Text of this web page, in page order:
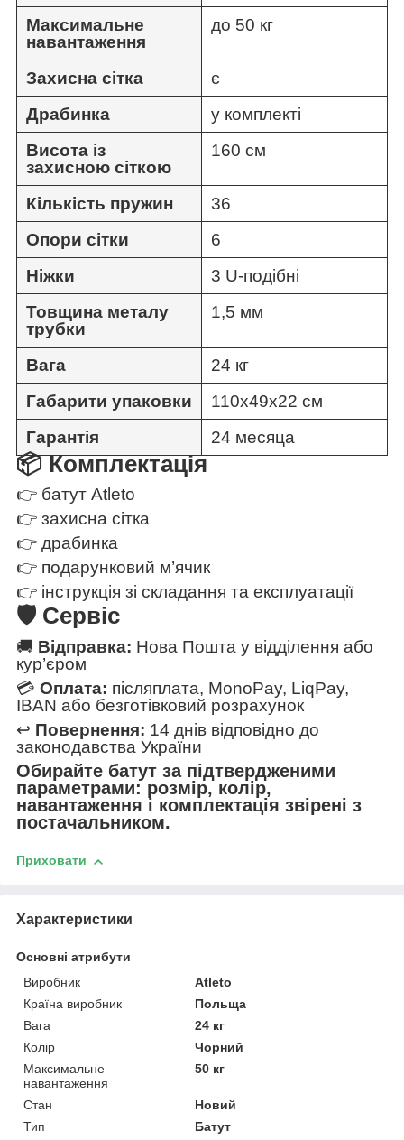
Максимальне
навантаження
до 50 кг
Захисна сітка
є
Драбинка
у комплекті
Висота із
захисною сіткою
160 см
Кількість пружин
36
Опори сітки
6
Ніжки
3 U-подібні
Товщина металу
трубки
1,5 мм
Вага
24 кг
Габарити упаковки
110х49х22 см
Гарантія
24 месяца
📦 Комплектація
👉 батут Atleto
👉 захисна сітка
👉 драбинка
👉 подарунковий м’ячик
👉 інструкція зі складання та експлуатації
🛡 Сервіс
🚚 Відправка: Нова Пошта у відділення або
кур’єром
💳 Оплата: післяплата, MonoPay, LiqPay,
IBAN або безготівковий розрахунок
↩️ Повернення: 14 днів відповідно до
законодавства України
Обирайте батут за підтвердженими
параметрами: розмір, колір,
навантаження і комплектація звірені з
постачальником.
Приховати
Характеристики
Основні атрибути
Виробник
Atleto
Країна виробник
Польща
Вага
24 кг
Колір
Чорний
Максимальне
навантаження
50 кг
Стан
Новий
Тип
Батут